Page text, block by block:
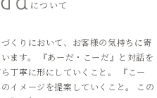
について
くりにおいて、お客様の気持ちに寄
ます。 『あーだ・こーだ』と対話を
丁寧に形にしていくこと。 『こー
イメージを提案していくこと。 この